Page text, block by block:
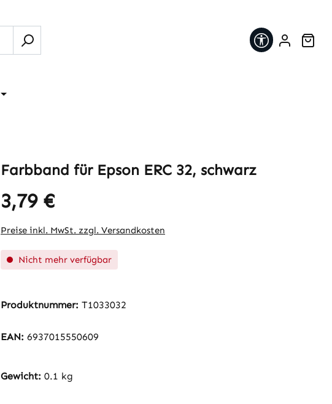
Farbband für Epson ERC 32, schwarz
Regulärer Preis:
3,79 €
Preise inkl. MwSt. zzgl. Versandkosten
Nicht mehr verfügbar
Produktnummer: T1033032
EAN: 6937015550609
Gewicht: 0.1 kg